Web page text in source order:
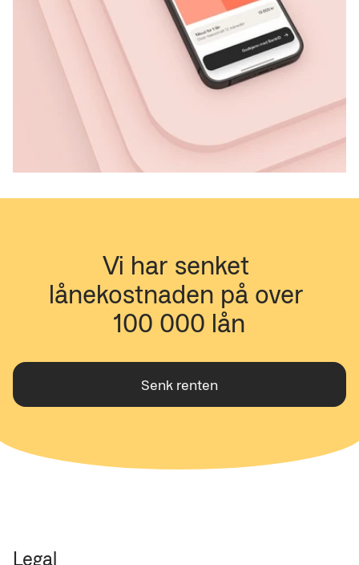
Vi har senket
lånekostnaden på over
100 000 lån
Senk renten
Legal